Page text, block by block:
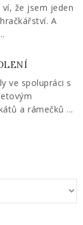
že jsem jeden
A
ve spolupráci s
a rámečků ...